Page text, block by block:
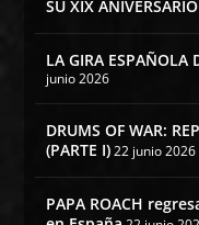
SU XIX
LA GIRA ESPAÑOLA
junio 2026
DRUMS OF WAR:
(PARTE I) 22 junio 2026
PAPA ROACH